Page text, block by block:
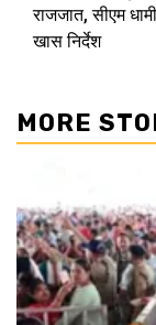
राजजात, सीएम
खास निर्देश
MORE